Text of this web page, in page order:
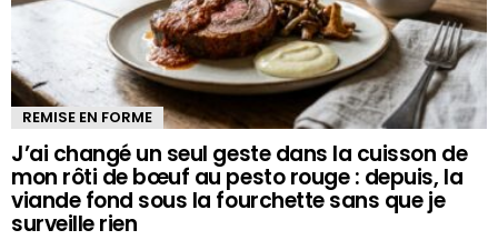
REMISE EN FORME
J’ai changé un seul geste dans la cuisson de
mon rôti de bœuf au pesto rouge : depuis, la
viande fond sous la fourchette sans que je
surveille rien